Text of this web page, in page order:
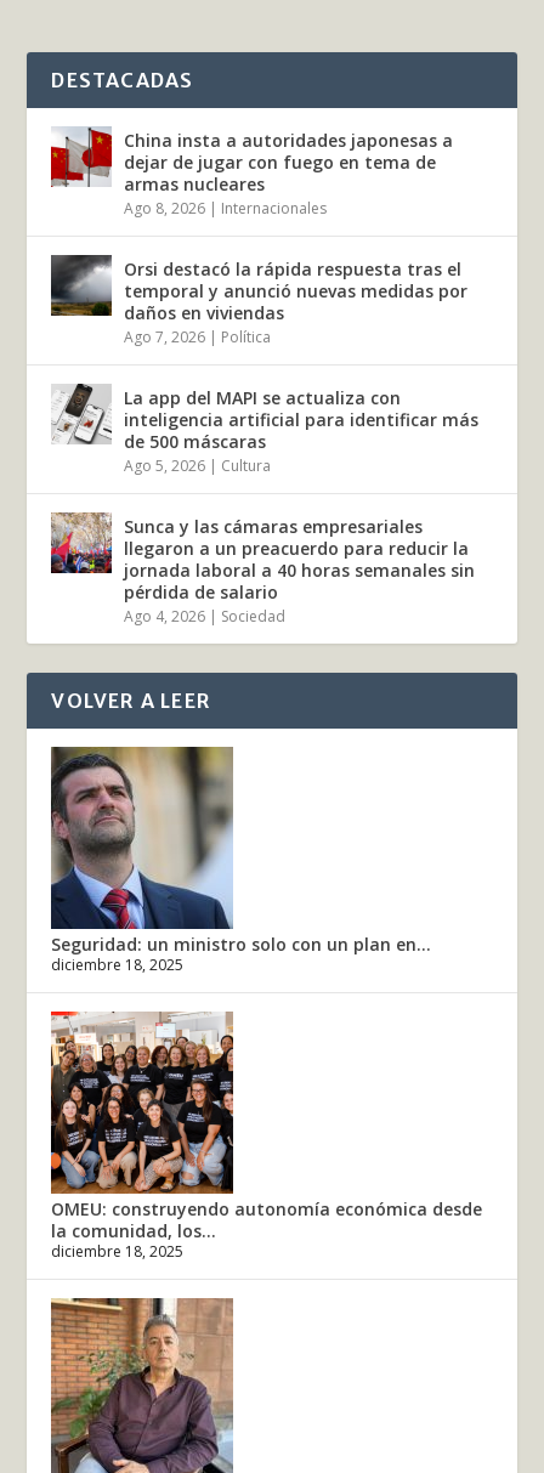
DESTACADAS
China insta a autoridades japonesas a
dejar de jugar con fuego en tema de
armas nucleares
Ago 8, 2026 | Internacionales
Orsi destacó la rápida respuesta tras el
temporal y anunció nuevas medidas por
daños en viviendas
Ago 7, 2026 | Política
La app del MAPI se actualiza con
inteligencia artificial para identificar más
de 500 máscaras
Ago 5, 2026 | Cultura
Sunca y las cámaras empresariales
llegaron a un preacuerdo para reducir la
jornada laboral a 40 horas semanales sin
pérdida de salario
Ago 4, 2026 | Sociedad
VOLVER A LEER
Seguridad: un ministro solo con un plan en...
diciembre 18, 2025
OMEU: construyendo autonomía económica desde
la comunidad, los...
diciembre 18, 2025